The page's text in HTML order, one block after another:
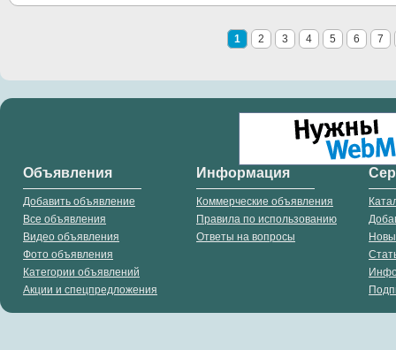
1 2 3 4 5 6 7
Объявления
Добавить объявление
Все объявления
Видео объявления
Фото объявления
Категории объявлений
Акции и спецпредложения
Информация
Коммерческие объявления
Правила по использованию
Ответы на вопросы